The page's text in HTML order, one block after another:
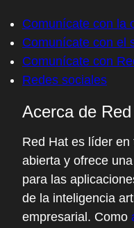
Comunícate con la
Comunícate con el
Comunícate con
Redes sociales
Acerca de
Red Hat es líder
abierta y ofrece
para las
de la inteligencia
empresarial. Como